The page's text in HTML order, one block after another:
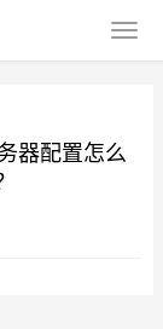
器配置怎么